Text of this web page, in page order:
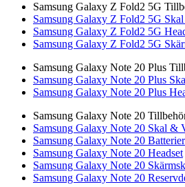
Samsung Galaxy Z Fold2 5G
Samsung Galaxy Z Fold2 5G
Samsung Galaxy Z Fold2 5G
Samsung Galaxy Z Fold2 5G
Samsung Galaxy Note 20 Plus
Samsung Galaxy Note 20 Plus
Samsung Galaxy Note 20 Plus
Samsung Galaxy Note 20
Samsung Galaxy Note 20 Skal &
Samsung Galaxy Note 20 Batterier
Samsung Galaxy Note 20 Headset
Samsung Galaxy Note 20
Samsung Galaxy Note 20